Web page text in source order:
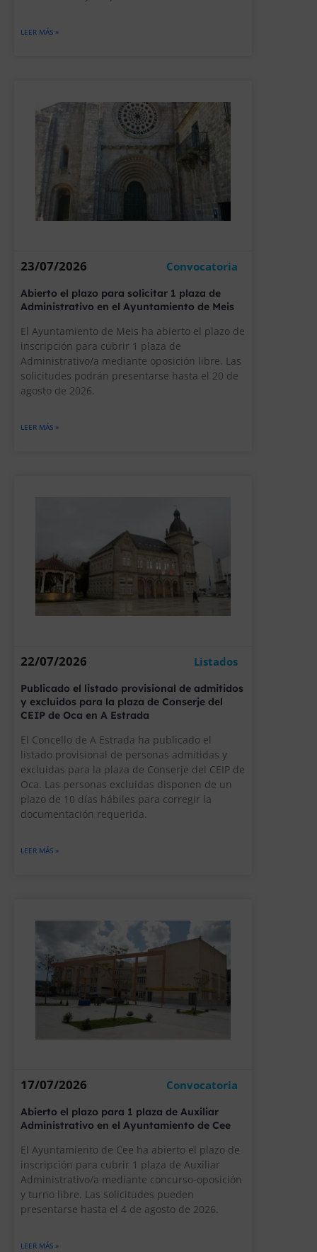
LEER MÁS »
Convocatoria
Abierto el plazo para solicitar 1 plaza de
Administrativo en el Ayuntamiento de Meis
El Ayuntamiento de Meis ha abierto el plazo de
inscripción para cubrir 1 plaza de
Administrativo/a mediante oposición libre. Las
solicitudes podrán presentarse hasta el 20 de
agosto de 2026.
LEER MÁS »
23/07/2026
Listados
Publicado el listado provisional de admitidos
y excluidos para la plaza de Conserje del
CEIP de Oca en A Estrada
El Concello de A Estrada ha publicado el
listado provisional de personas admitidas y
excluidas para la plaza de Conserje del CEIP de
Oca. Las personas excluidas disponen de un
plazo de 10 días hábiles para corregir la
documentación requerida.
LEER MÁS »
22/07/2026
Convocatoria
Abierto el plazo para 1 plaza de Auxiliar
Administrativo en el Ayuntamiento de Cee
El Ayuntamiento de Cee ha abierto el plazo de
inscripción para cubrir 1 plaza de Auxiliar
Administrativo/a mediante concurso-oposición
y turno libre. Las solicitudes pueden
presentarse hasta el 4 de agosto de 2026.
LEER MÁS »
17/07/2026